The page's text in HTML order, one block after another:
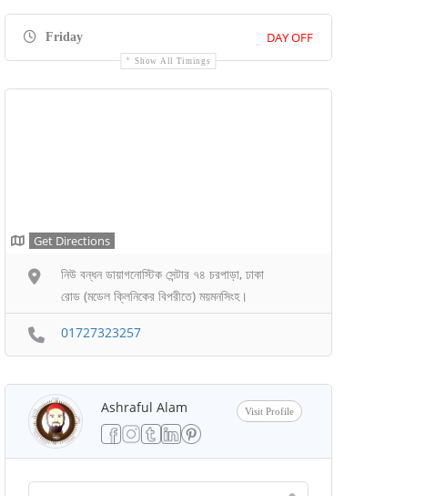
Friday DAY OFF
Show All Timings
Get Directions
নিউ বন্ধন ডায়াগনোস্টিক সেন্টার ৭৪ চরপাড়া, ঢাকা
রোড (মডেল ক্লিনিকের বিপরীতে) ময়মনসিংহ।
01727323257
Ashraful Alam Visit Profile